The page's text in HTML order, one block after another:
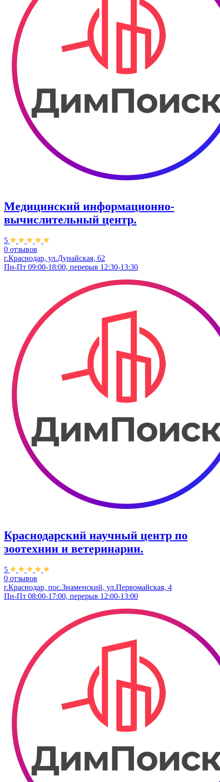
Медицинский информационно-
вычислительный центр.
5
0 отзывов
г.Краснодар, ул.Дунайская, 62
Пн-Пт 09:00-18:00, перерыв 12:30-13:30
Краснодарский научный центр по
зоотехнии и ветеринарии.
5
0 отзывов
г.Краснодар, пос.Знаменский, ул.Первомайская, 4
Пн-Пт 08:00-17:00, перерыв 12:00-13:00